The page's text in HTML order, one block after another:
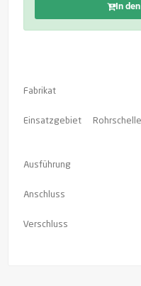
In
Fabrikat
Einsatzgebiet
Ausführung
Anschluss
Verschluss